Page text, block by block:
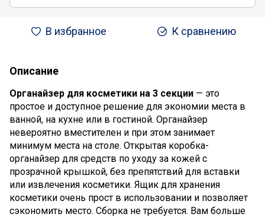
В избранное К сравнению
Описание
Органайзер для косметики на 3 секции — это
простое и доступное решение для экономии места в
ванной, на кухне или в гостиной. Органайзер
невероятно вместителен и при этом занимает
минимум места на столе. Открытая коробка-
органайзер для средств по уходу за кожей с
прозрачной крышкой, без препятствий для вставки
или извлечения косметики. Ящик для хранения
косметики очень прост в использовании и позволяет
сэкономить место. Сборка не требуется. Вам больше